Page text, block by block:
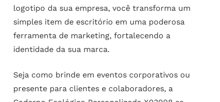
logotipo da sua empresa, você transforma um
simples item de escritório em uma poderosa
ferramenta de marketing, fortalecendo a
identidade da sua marca.
Seja como brinde em eventos corporativos ou
presente para clientes e colaboradores, a